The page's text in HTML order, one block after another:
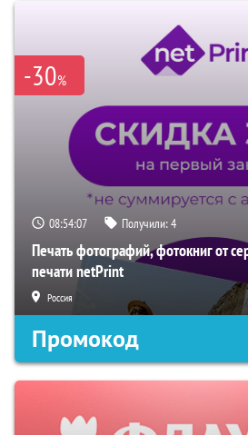
-30%
08:54:06 Получили:4
Печать фотографий, фотокниг от
печати netPrint
Россия
Промокод